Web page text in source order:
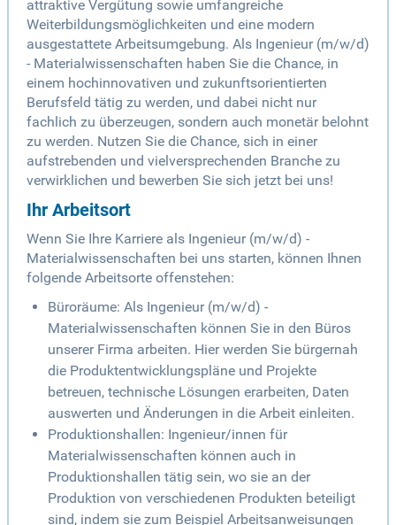
attraktive Vergütung sowie umfangreiche
Weiterbildungsmöglichkeiten und eine modern
ausgestattete Arbeitsumgebung. Als Ingenieur (m/w/d)
- Materialwissenschaften haben Sie die Chance, in
einem hochinnovativen und zukunftsorientierten
Berufsfeld tätig zu werden, und dabei nicht nur
fachlich zu überzeugen, sondern auch monetär belohnt
zu werden. Nutzen Sie die Chance, sich in einer
aufstrebenden und vielversprechenden Branche zu
verwirklichen und bewerben Sie sich jetzt bei uns!
Ihr Arbeitsort
Wenn Sie Ihre Karriere als Ingenieur (m/w/d) -
Materialwissenschaften bei uns starten, können Ihnen
folgende Arbeitsorte offenstehen:
Büroräume: Als Ingenieur (m/w/d) -
Materialwissenschaften können Sie in den Büros
unserer Firma arbeiten. Hier werden Sie bürgernah
die Produktentwicklungspläne und Projekte
betreuen, technische Lösungen erarbeiten, Daten
auswerten und Änderungen in die Arbeit einleiten.
Produktionshallen: Ingenieur/innen für
Materialwissenschaften können auch in
Produktionshallen tätig sein, wo sie an der
Produktion von verschiedenen Produkten beteiligt
sind, indem sie zum Beispiel Arbeitsanweisungen